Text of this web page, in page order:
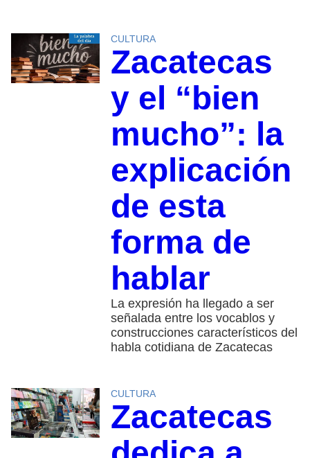
CULTURA
Zacatecas
y el “bien
mucho”: la
explicación
de esta
forma de
hablar
La expresión ha llegado a ser
señalada entre los vocablos y
construcciones característicos del
habla cotidiana de Zacatecas
CULTURA
Zacatecas